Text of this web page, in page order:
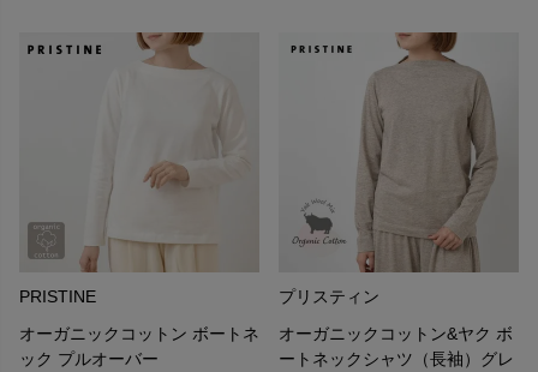
PRISTINE
オーガニックコットン ボートネ
ック プルオーバー
プリスティン
オーガニックコットン&ヤク ボ
ートネックシャツ（長袖）グレ